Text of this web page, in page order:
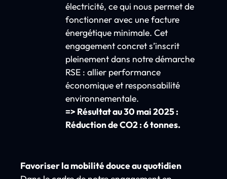
électricité, ce qui nous permet de
fonctionner avec une facture
énergétique minimale. Cet
engagement concret s’inscrit
pleinement dans notre démarche
RSE : allier performance
économique et responsabilité
environnementale.
=> Résultat au 30 mai 2025 :
Réduction de CO2 : 6 tonnes.
Favoriserlamobilitédouceauquotidien